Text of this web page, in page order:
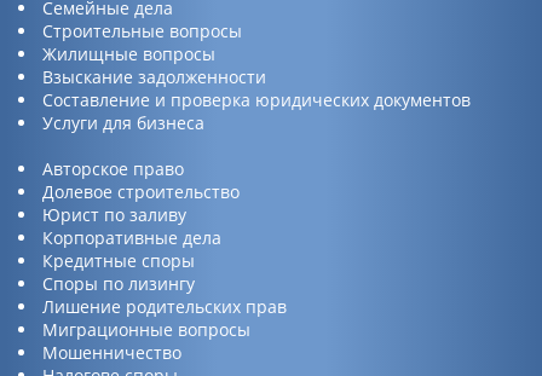
Семейные дела
Строительные вопросы
Жилищные вопросы
Взыскание задолженности
Составление и проверка юридических документов
Услуги для бизнеса
Авторское право
Долевое строительство
Юрист по заливу
Корпоративные дела
Кредитные споры
Споры по лизингу
Лишение родительских прав
Миграционные вопросы
Мошенничество